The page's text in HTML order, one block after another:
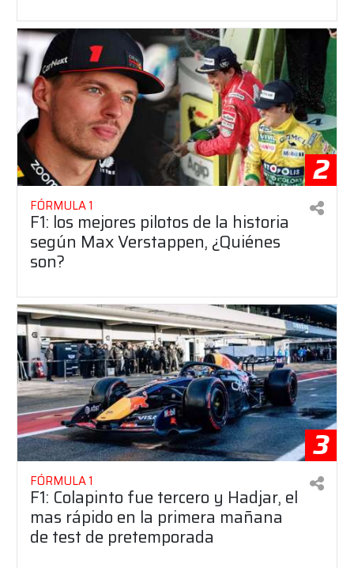
2
FÓRMULA 1
F1: los mejores pilotos de la historia
según Max Verstappen, ¿Quiénes
son?
3
FÓRMULA 1
F1: Colapinto fue tercero y Hadjar, el
mas rápido en la primera mañana
de test de pretemporada